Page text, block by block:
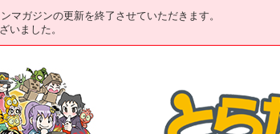
マガジンの更新を終了させていただきます。
いました。